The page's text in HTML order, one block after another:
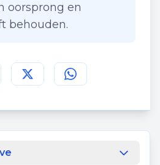
oorsprong en
behouden.
deze pagina op
Deel deze pagina op
Deel deze pagina